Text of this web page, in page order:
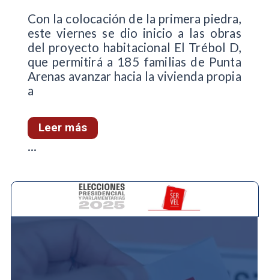
Con la colocación de la primera piedra,
este viernes se dio inicio a las obras
del proyecto habitacional El Trébol D,
que permitirá a 185 familias de Punta
Arenas avanzar hacia la vivienda propia
a
Leer más
...